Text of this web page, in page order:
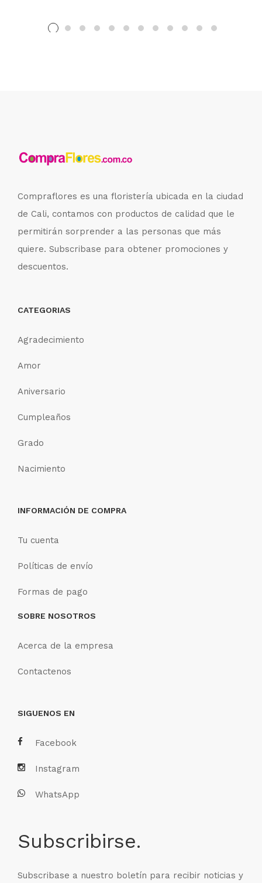
Compraflores es una floristería ubicada en la ciudad
de Cali, contamos con productos de calidad que le
permitirán sorprender a las personas que más
quiere. Subscribase para obtener promociones y
descuentos.
CATEGORIAS
Agradecimiento
Amor
Aniversario
Cumpleaños
Grado
Nacimiento
INFORMACIÓN DE COMPRA
Tu cuenta
Políticas de envío
Formas de pago
SOBRE NOSOTROS
Acerca de la empresa
Contactenos
SIGUENOS EN
Facebook
Instagram
WhatsApp
Subscribirse.
Subscribase a nuestro boletín para recibir noticias y